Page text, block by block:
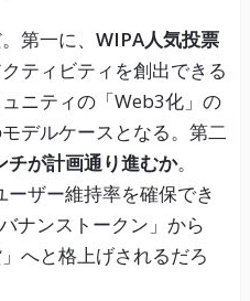
第一に、 WIPA人気投票
ティビティを創出できる
ニティの「Web3化」の
デルケースとなる。第二
チが計画通り進むか。
ザー維持率を確保でき
ナンストークン」から
へと格上げされるだろ